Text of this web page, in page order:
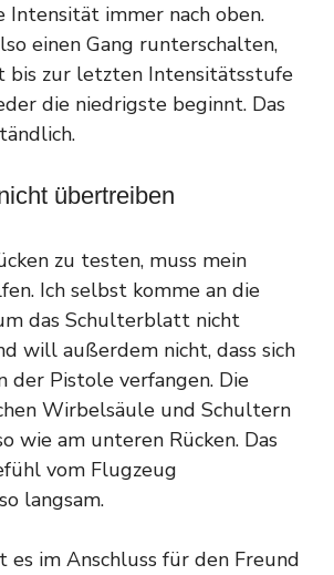
Intensität immer nach oben.
einen Gang runterschalten,
bis zur letzten Intensitätsstufe
die niedrigste beginnt. Das
übertreiben
zu testen, muss mein
Ich selbst komme an die
das Schulterblatt nicht
will außerdem nicht, dass sich
der Pistole verfangen. Die
Wirbelsäule und Schultern
wie am unteren Rücken. Das
vom Flugzeug
langsam.
es im Anschluss für den Freund